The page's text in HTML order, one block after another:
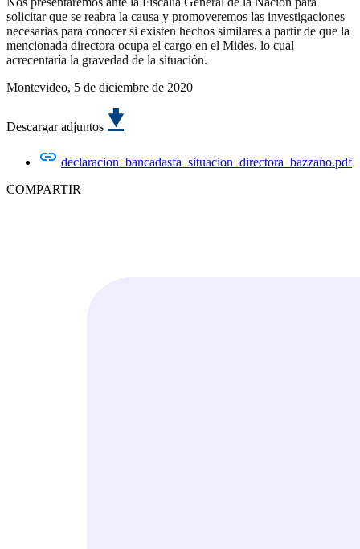
solicitar que se reabra la causa y promoveremos las investigaciones
necesarias para conocer si existen hechos similares a partir de que la
mencionada directora ocupa el cargo en el Mides, lo cual
acrecentaría la gravedad de la situación.
Montevideo, 5 de diciembre de 2020
Descargar adjuntos
declaracion_bancadasfa_situacion_directora_bazzano.pdf
COMPARTIR